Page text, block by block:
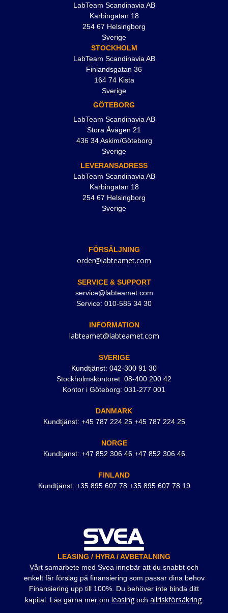
LabTeam Scandinavia AB
Karbingatan 18
254 67 Helsingborg
Sverige
STOCKHOLM
LabTeam Scandinavia AB
Finlandsgatan 36
164 74 Kista
Sverige
GÖTEBORG
LabTeam Scandinavia AB
Stora Åvägen 21
436 34 Askim/Göteborg
Sverige
LEVERANSADRESS
LabTeam Scandinavia AB
Karbingatan 18
254 67 Helsingborg
Sverige
FÖRSÄLJNING
order@labteamet.com
SERVICE & SUPPORT
service@labteamet.com
Service: 010-585 34 30
INFORMATION
labteamet@labteamet.com
SVERIGE
Kundtjänst: 042-300 91 30
Stockholmskontoret: 08-400 200 42
Kontor i Göteborg: 031-277 001
DANMARK
Kundtjänst: +45 787 224 25 +45 787 224 25
NORGE
Kundtjänst: +47 852 306 46 +47 852 306 46
FINLAND
Kundtjänst: +35 895 607 78 +35 895 607 78 19
LEASING / HYRA / AVBETALNING
Vårt samarbete med Svea innebär att du snabbt och
enkelt får förslag på finansiering som passar dina behov
Finansiering upp till 100%. Du behöver inte binda ditt
kapital. Läs gärna mer om leasingoch allriskförsäkring.